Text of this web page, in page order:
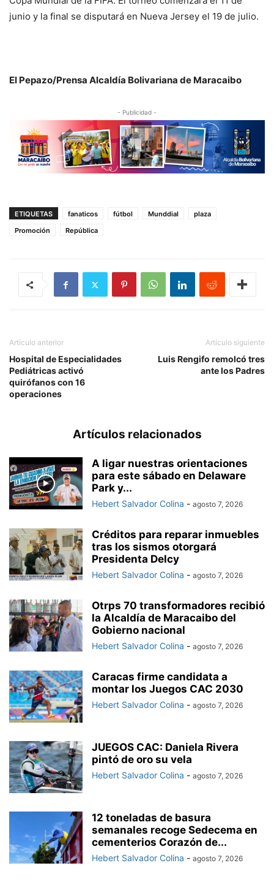
junio y la final se disputará en Nueva Jersey el 19 de julio.
El Pepazo/Prensa Alcaldía Bolivariana de Maracaibo
- Publicidad -
ETIQUETAS fanaticos fútbol Munddial
plaza
Promoción
República
Artículo anterior
Hospital de Especialidades
Pediátricas activó
quirófanos con 16
operaciones
Artículo siguiente
Luis Rengifo remolcó tres
ante los Padres
Artículos relacionados
A ligar nuestras orientaciones
para este sábado en Delaware
Park y...
Hebert Salvador Colina - agosto 7, 2026
Créditos para reparar inmuebles
tras los sismos otorgará
Presidenta Delcy
Hebert Salvador Colina - agosto 7, 2026
Otrps 70 transformadores recibió
la Alcaldía de Maracaibo del
Gobierno nacional
Hebert Salvador Colina - agosto 7, 2026
Caracas firme candidata a
montar los Juegos CAC 2030
Hebert Salvador Colina - agosto 7, 2026
JUEGOS CAC: Daniela Rivera
pintó de oro su vela
Hebert Salvador Colina - agosto 7, 2026
12 toneladas de basura
semanales recoge Sedecema en
cementerios Corazón de...
Hebert Salvador Colina - agosto 7, 2026